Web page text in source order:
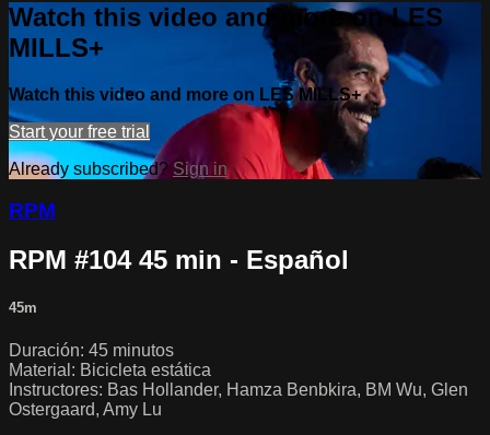
Watch this video and more on LES
MILLS+
Watch this video and more on LES MILLS+
Start your free trial
Already subscribed? Sign in
RPM
RPM #104 45 min - Español
45m
Duración: 45 minutos
Material: Bicicleta estática
Instructores: Bas Hollander, Hamza Benbkira, BM Wu, Glen
Ostergaard, Amy Lu